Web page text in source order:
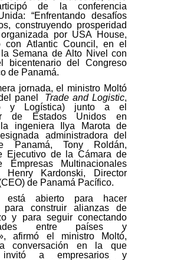
de la conferencia
“Enfrentando desafíos
construyendo prosperidad
organizada por USA House,
con Atlantic Council, en el
Semana de Alto Nivel con
bicentenario del Congreso
de Panamá.
jornada, el ministro Moltó
panel Trade and Logistic,
y Logística) junto a el
de Estados Unidos en
la ingeniera Ilya Marota de
administradora del
Panamá, Tony Roldán,
Ejecutivo de la Cámara de
Empresas Multinacionales
Henry Kardonski, Director
de Panamá Pacífico.
está abierto para hacer
para construir alianzas de
y para seguir conectando
entre países y
afirmó el ministro Moltó,
conversación en la que
invitó a empresarios y